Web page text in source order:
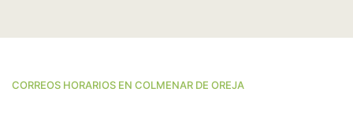
CORREOS HORARIOS EN COLMENAR DE OREJA